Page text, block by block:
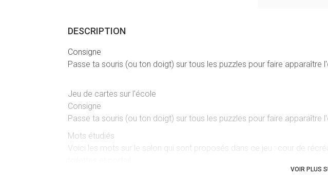
DESCRIPTION
Consigne
Passe ta souris (ou ton doigt) sur tous les puzzles pour faire apparaître
Jeu de cartes sur l'école
Consigne
Passe ta souris (ou ton doigt) sur tous les puzzles pour faire apparaître
Mots étudiés
Voici les mots sur le salon qui sont proposés dans ce jeu : cour de
VOIR PLUS